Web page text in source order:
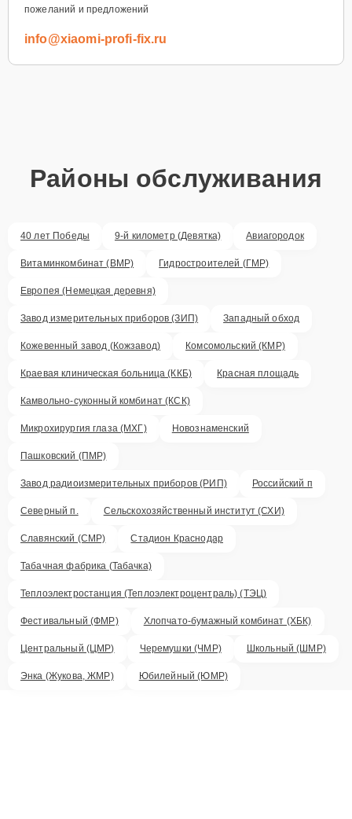
пожеланий и предложений
info@xiaomi-profi-fix.ru
Районы обслуживания
40 лет Победы 9-й километр (Девятка) Авиагородок
Витаминкомбинат (ВМР) Гидростроителей (ГМР)
Европея (Немецкая деревня)
Завод измерительных приборов (ЗИП) Западный обход
Кожевенный завод (Кожзавод) Комсомольский (КМР)
Краевая клиническая больница (ККБ) Красная площадь
Камвольно-суконный комбинат (КСК)
Микрохирургия глаза (МХГ) Новознаменский
Пашковский (ПМР)
Завод радиоизмерительных приборов (РИП) Российский п
Северный п. Сельскохозяйственный институт (СХИ)
Славянский (СМР) Стадион Краснодар
Табачная фабрика (Табачка)
Теплоэлектростанция (Теплоэлектроцентраль) (ТЭЦ)
Фестивальный (ФМР) Хлопчато-бумажный комбинат (ХБК)
Центральный (ЦМР) Черемушки (ЧМР) Школьный (ШМР)
Энка (Жукова, ЖМР) Юбилейный (ЮМР)